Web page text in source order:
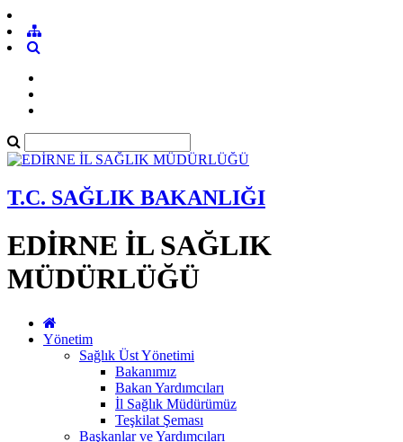
T.C. SAĞLIK BAKANLIĞI
EDİRNE İL SAĞLIK
MÜDÜRLÜĞÜ
Yönetim
Sağlık Üst Yönetimi
Bakanımız
Bakan Yardımcıları
İl Sağlık Müdürümüz
Teşkilat Şeması
Başkanlar ve Yardımcıları